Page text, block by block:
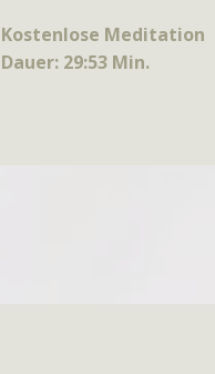
Kostenlose Meditation
Dauer: 29:53 Min.